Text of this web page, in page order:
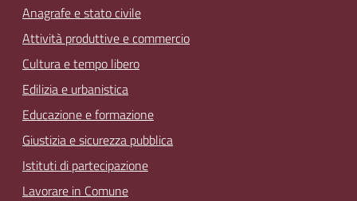
Anagrafe e stato civile
Attività produttive e commercio
Cultura e tempo libero
Edilizia e urbanistica
Educazione e formazione
Giustizia e sicurezza pubblica
Istituti di partecipazione
Lavorare in Comune